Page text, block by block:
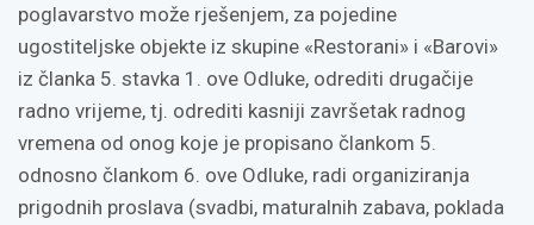
poglavarstvo može rješenjem, za pojedine
ugostiteljske objekte iz skupine «Restorani» i «Barovi»
iz članka 5. stavka 1. ove Odluke, odrediti drugačije
radno vrijeme, tj. odrediti kasniji završetak radnog
vremena od onog koje je propisano člankom 5.
odnosno člankom 6. ove Odluke, radi organiziranja
prigodnih proslava (svadbi, maturalnih zabava, poklada